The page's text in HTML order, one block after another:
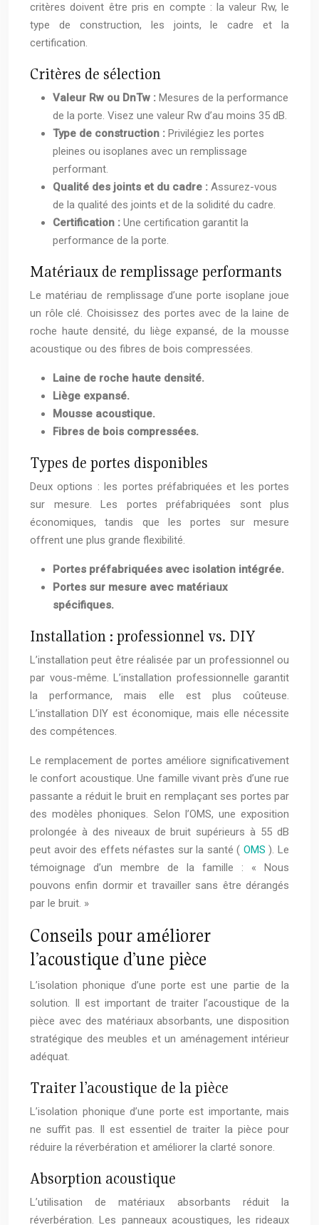
critères doivent être pris en compte : la valeur Rw, le
type de construction, les joints, le cadre et la
certification.
Critères de sélection
Valeur Rw ou DnTw : Mesures de la performance
de la porte. Visez une valeur Rw d’au moins 35 dB.
Type de construction : Privilégiez les portes
pleines ou isoplanes avec un remplissage
performant.
Qualité des joints et du cadre : Assurez-vous
de la qualité des joints et de la solidité du cadre.
Certification : Une certification garantit la
performance de la porte.
Matériaux de remplissage performants
Le matériau de remplissage d’une porte isoplane joue
un rôle clé. Choisissez des portes avec de la laine de
roche haute densité, du liège expansé, de la mousse
acoustique ou des fibres de bois compressées.
Laine de roche haute densité.
Liège expansé.
Mousse acoustique.
Fibres de bois compressées.
Types de portes disponibles
Deux options : les portes préfabriquées et les portes
sur mesure. Les portes préfabriquées sont plus
économiques, tandis que les portes sur mesure
offrent une plus grande flexibilité.
Portes préfabriquées avec isolation intégrée.
Portes sur mesure avec matériaux
spécifiques.
Installation : professionnel vs. DIY
L’installation peut être réalisée par un professionnel ou
par vous-même. L’installation professionnelle garantit
la performance, mais elle est plus coûteuse.
L’installation DIY est économique, mais elle nécessite
des compétences.
Le remplacement de portes améliore significativement
le confort acoustique. Une famille vivant près d’une rue
passante a réduit le bruit en remplaçant ses portes par
des modèles phoniques. Selon l’OMS, une exposition
prolongée à des niveaux de bruit supérieurs à 55 dB
peut avoir des effets néfastes sur la santé ( OMS). Le
témoignage d’un membre de la famille : « Nous
pouvons enfin dormir et travailler sans être dérangés
par le bruit. »
Conseils pour améliorer
l’acoustique d’une pièce
L’isolation phonique d’une porte est une partie de la
solution. Il est important de traiter l’acoustique de la
pièce avec des matériaux absorbants, une disposition
stratégique des meubles et un aménagement intérieur
adéquat.
Traiter l’acoustique de la pièce
L’isolation phonique d’une porte est importante, mais
ne suffit pas. Il est essentiel de traiter la pièce pour
réduire la réverbération et améliorer la clarté sonore.
Absorption acoustique
L’utilisation de matériaux absorbants réduit la
réverbération. Les panneaux acoustiques, les rideaux